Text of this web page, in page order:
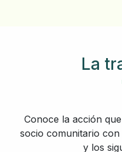
La
Conoce la acción
socio comunitario
y los